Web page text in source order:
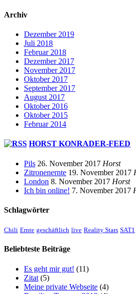
Archiv
Dezember 2019
Juli 2018
Februar 2018
Dezember 2017
November 2017
Oktober 2017
September 2017
August 2017
Oktober 2016
Oktober 2015
Februar 2014
HORST KONRADER-FEED
Pils 26. November 2017 Horst
Zitronenernte 19. November 2017
London 8. November 2017 Horst
Ich bin online! 7. November 2017
Schlagwörter
Chili Ernte geschäftlich live Reality Stars SAT1
Beliebteste Beiträge
Es geht mir gut! (11)
Zitat (5)
Meine private Webseite (4)